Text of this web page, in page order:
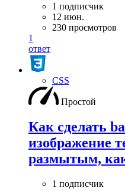
1 подписчик
12 июн.
230 просмотров
1
ответ
CSS
Простой
Как сделать
изображение
размытым,
1 подписчик